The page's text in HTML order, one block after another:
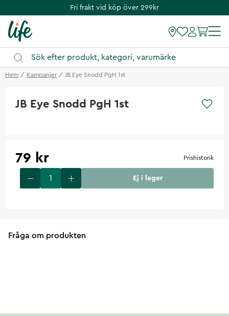
Fri frakt vid köp över 299kr
Hem Kampanjer JB Eye Snodd PgH 1st
JB Eye Snodd PgH 1st
79 kr Prishistorik
Ej i lager
Fråga om produkten